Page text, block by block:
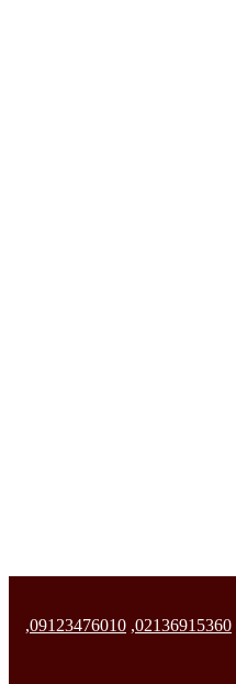
02136915360
,
09123476010
,